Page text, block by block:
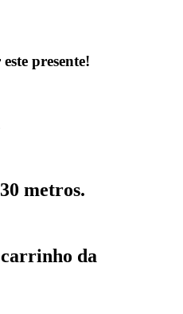
presente!
metros.
da